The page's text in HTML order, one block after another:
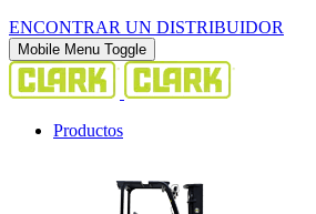
ENCONTRAR UN DISTRIBUIDOR
Mobile Menu Toggle
Productos